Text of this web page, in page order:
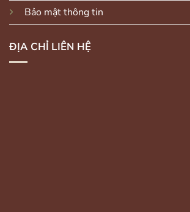
Bảo mật thông tin
ĐỊA CHỈ LIÊN HỆ